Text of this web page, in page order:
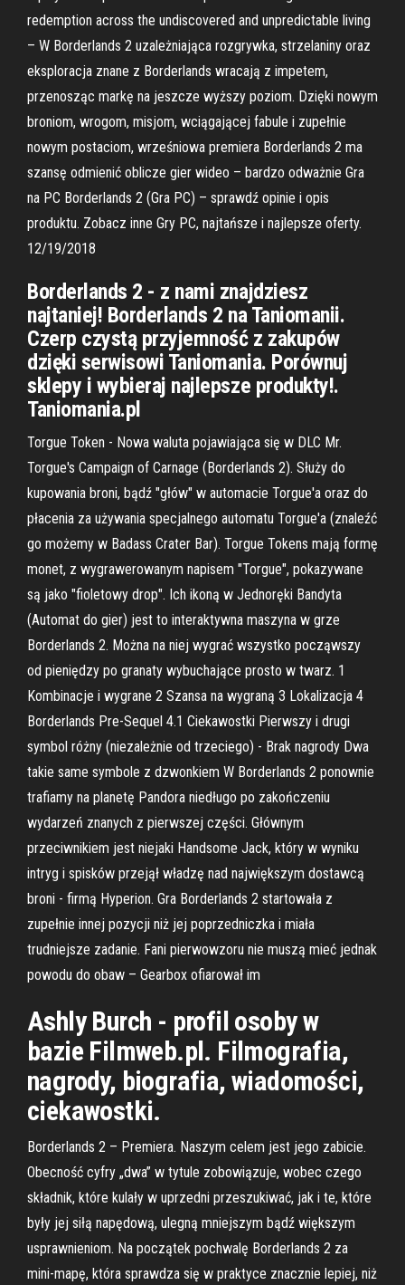
redemption across the undiscovered and unpredictable living
– W Borderlands 2 uzależniająca rozgrywka, strzelaniny oraz
eksploracja znane z Borderlands wracają z impetem,
przenosząc markę na jeszcze wyższy poziom. Dzięki nowym
broniom, wrogom, misjom, wciągającej fabule i zupełnie
nowym postaciom, wrześniowa premiera Borderlands 2 ma
szansę odmienić oblicze gier wideo – bardzo odważnie Gra
na PC Borderlands 2 (Gra PC) – sprawdź opinie i opis
produktu. Zobacz inne Gry PC, najtańsze i najlepsze oferty.
12/19/2018
Borderlands 2 - z nami znajdziesz
najtaniej! Borderlands 2 na Taniomanii.
Czerp czystą przyjemność z zakupów
dzięki serwisowi Taniomania. Porównuj
sklepy i wybieraj najlepsze produkty!.
Taniomania.pl
Torgue Token - Nowa waluta pojawiająca się w DLC Mr.
Torgue's Campaign of Carnage (Borderlands 2). Służy do
kupowania broni, bądź "głów" w automacie Torgue'a oraz do
płacenia za używania specjalnego automatu Torgue'a (znaleźć
go możemy w Badass Crater Bar). Torgue Tokens mają formę
monet, z wygrawerowanym napisem "Torgue", pokazywane
są jako "fioletowy drop". Ich ikoną w Jednoręki Bandyta
(Automat do gier) jest to interaktywna maszyna w grze
Borderlands 2. Można na niej wygrać wszystko począwszy
od pieniędzy po granaty wybuchające prosto w twarz. 1
Kombinacje i wygrane 2 Szansa na wygraną 3 Lokalizacja 4
Borderlands Pre-Sequel 4.1 Ciekawostki Pierwszy i drugi
symbol różny (niezależnie od trzeciego) - Brak nagrody Dwa
takie same symbole z dzwonkiem W Borderlands 2 ponownie
trafiamy na planetę Pandora niedługo po zakończeniu
wydarzeń znanych z pierwszej części. Głównym
przeciwnikiem jest niejaki Handsome Jack, który w wyniku
intryg i spisków przejął władzę nad największym dostawcą
broni - firmą Hyperion. Gra Borderlands 2 startowała z
zupełnie innej pozycji niż jej poprzedniczka i miała
trudniejsze zadanie. Fani pierwowzoru nie muszą mieć jednak
powodu do obaw – Gearbox ofiarował im
Ashly Burch - profil osoby w
bazie Filmweb.pl. Filmografia,
nagrody, biografia, wiadomości,
ciekawostki.
Borderlands 2 – Premiera. Naszym celem jest jego zabicie.
Obecność cyfry „dwa” w tytule zobowiązuje, wobec czego
składnik, które kulały w uprzedni przeszukiwać, jak i te, które
były jej siłą napędową, ulegną mniejszym bądź większym
usprawnieniom. Na początek pochwalę Borderlands 2 za
mini-mapę, która sprawdza się w praktyce znacznie lepiej, niż